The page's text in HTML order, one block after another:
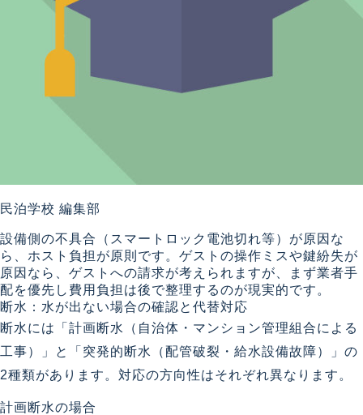
民泊学校 編集部
設備側の不具合（スマートロック電池切れ等）が原因な
ら、ホスト負担が原則です。ゲストの操作ミスや鍵紛失が
原因なら、ゲストへの請求が考えられますが、まず業者手
配を優先し費用負担は後で整理するのが現実的です。
断水：水が出ない場合の確認と代替対応
断水には「計画断水（自治体・マンション管理組合による
工事）」と「突発的断水（配管破裂・給水設備故障）」の
2種類があります。対応の方向性はそれぞれ異なります。
計画断水の場合